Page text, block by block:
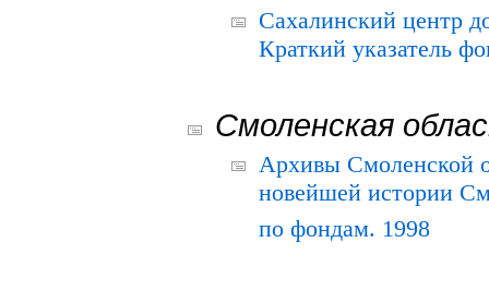
Сахалинский центр
Краткий указатель
Смоленская
Архивы Смоленской
новейшей истории
по фондам. 1998